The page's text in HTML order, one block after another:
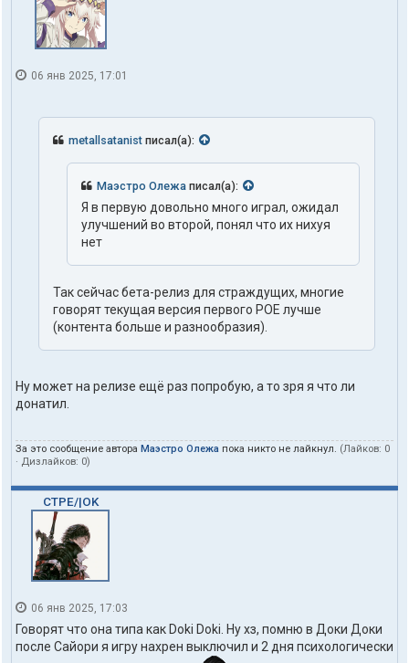
06 янв 2025, 17:01
metallsatanist писал(а):
Маэстро Олежа писал(а):
Я в первую довольно много играл, ожидал
улучшений во второй, понял что их нихуя
нет
Так сейчас бета-релиз для страждущих, многие
говорят текущая версия первого POE лучше
(контента больше и разнообразия).
Ну может на релизе ещё раз попробую, а то зря я что ли
донатил.
За это сообщение автора Маэстро Олежа пока никто не лайкнул. (Лайков: 0
· Дизлайков: 0)
CTPE/|OK
06 янв 2025, 17:03
Говорят что она типа как Doki Doki. Ну хз, помню в Доки Доки
после Сайори я игру нахрен выключил и 2 дня психологически